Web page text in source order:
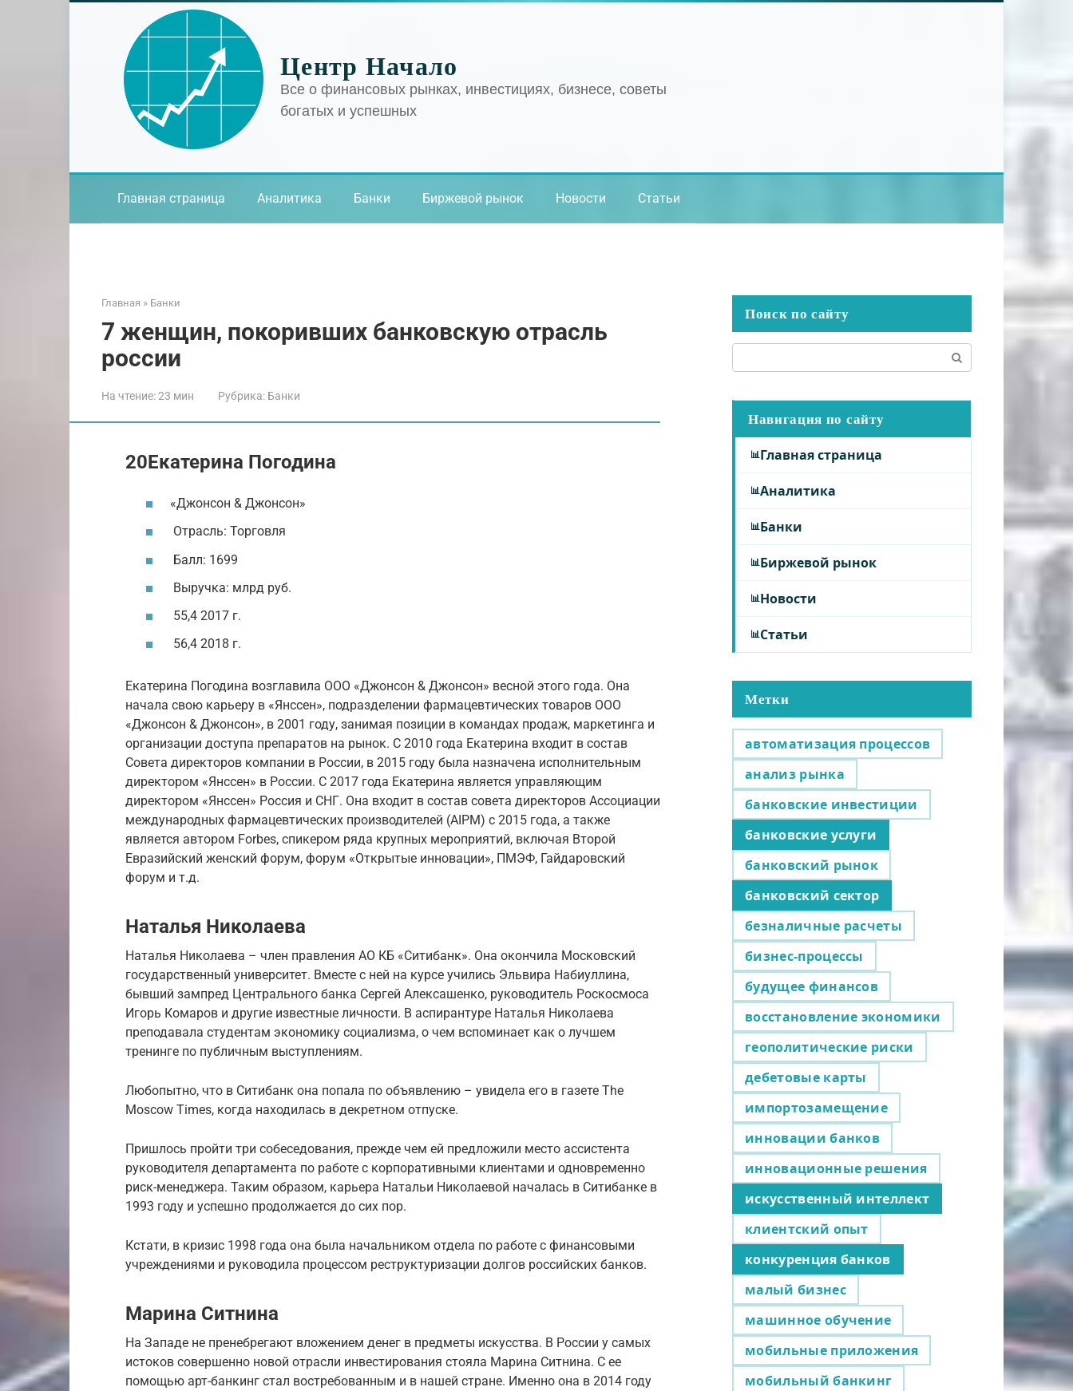
Центр Начало
Все о финансовых рынках, инвестициях, бизнесе, советы
богатых и успешных
Главная страница Аналитика Банки Биржевой рынок Новости Статьи
Главная » Банки
7 женщин, покоривших банковскую отрасль
россии
На чтение:23 мин Рубрика: Банки
20Екатерина Погодина
«Джонсон & Джонсон»
Отрасль: Торговля
Балл: 1699
Выручка: млрд руб.
55,4 2017 г.
56,4 2018 г.
Екатерина Погодина возглавила ООО «Джонсон & Джонсон» весной этого года. Она
начала свою карьеру в «Янссен», подразделении фармацевтических товаров ООО
«Джонсон & Джонсон», в 2001 году, занимая позиции в командах продаж, маркетинга и
организации доступа препаратов на рынок. С 2010 года Екатерина входит в состав
Совета директоров компании в России, в 2015 году была назначена исполнительным
директором «Янссен» в России. С 2017 года Екатерина является управляющим
директором «Янссен» Россия и СНГ. Она входит в состав совета директоров Ассоциации
международных фармацевтических производителей (AIPM) с 2015 года, а также
является автором Forbes, спикером ряда крупных мероприятий, включая Второй
Евразийский женский форум, форум «Открытые инновации», ПМЭФ, Гайдаровский
форум и т.д.
Наталья Николаева
Наталья Николаева – член правления АО КБ «Ситибанк». Она окончила Московский
государственный университет. Вместе с ней на курсе учились Эльвира Набиуллина,
бывший зампред Центрального банка Сергей Алексашенко, руководитель Роскосмоса
Игорь Комаров и другие известные личности. В аспирантуре Наталья Николаева
преподавала студентам экономику социализма, о чем вспоминает как о лучшем
тренинге по публичным выступлениям.
Любопытно, что в Ситибанк она попала по объявлению – увидела его в газете The
Moscow Times, когда находилась в декретном отпуске.
Пришлось пройти три собеседования, прежде чем ей предложили место ассистента
руководителя департамента по работе с корпоративными клиентами и одновременно
риск-менеджера. Таким образом, карьера Натальи Николаевой началась в Ситибанке в
1993 году и успешно продолжается до сих пор.
Кстати, в кризис 1998 года она была начальником отдела по работе с финансовыми
учреждениями и руководила процессом реструктуризации долгов российских банков.
Марина Ситнина
На Западе не пренебрегают вложением денег в предметы искусства. В России у самых
истоков совершенно новой отрасли инвестирования стояла Марина Ситнина. С ее
помощью арт-банкинг стал востребованным и в нашей стране. Именно она в 2014 году
Поиск по сайту
Навигация по сайту
Главная страница
Аналитика
Банки
Биржевой рынок
Новости
Статьи
Метки
автоматизация процессов
анализ рынка
банковские инвестиции
банковские услуги
банковский рынок
банковский сектор
безналичные расчеты
бизнес-процессы
будущее финансов
восстановление экономики
геополитические риски
дебетовые карты
импортозамещение
инновации банков
инновационные решения
искусственный интеллект
клиентский опыт
конкуренция банков
малый бизнес
машинное обучение
мобильные приложения
мобильный банкинг